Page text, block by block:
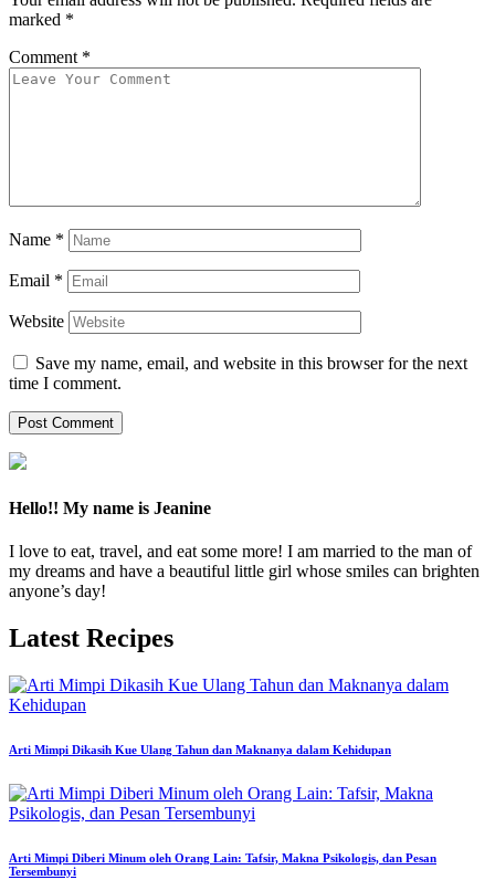
marked *
Comment *
Name *
Email *
Website
Save my name, email, and website in this browser for the next
time I comment.
Hello!! My name is Jeanine
I love to eat, travel, and eat some more! I am married to the man of
my dreams and have a beautiful little girl whose smiles can brighten
anyone’s day!
Latest Recipes
Arti Mimpi Dikasih Kue Ulang Tahun dan Maknanya dalam Kehidupan
Arti Mimpi Diberi Minum oleh Orang Lain: Tafsir, Makna Psikologis, dan Pesan
Tersembunyi